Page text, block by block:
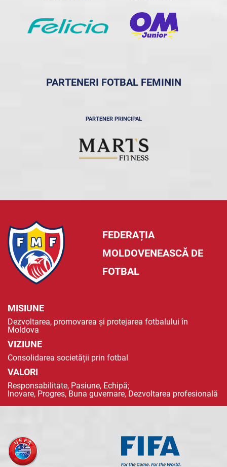
PARTENERI FOTBAL FEMININ
PARTENER PRINCIPAL
FEDERAȚIA
MOLDOVENEASCĂ DE
FOTBAL
MISIUNE
Dezvoltarea, promovarea și protejarea fotbalului în
Moldova
VIZIUNE
Consolidarea societății prin fotbal
VALORI
Responsabilitate, Pasiune, Echipă;
Inovare, Progres, Buna guvernare, Dezvoltarea profesională